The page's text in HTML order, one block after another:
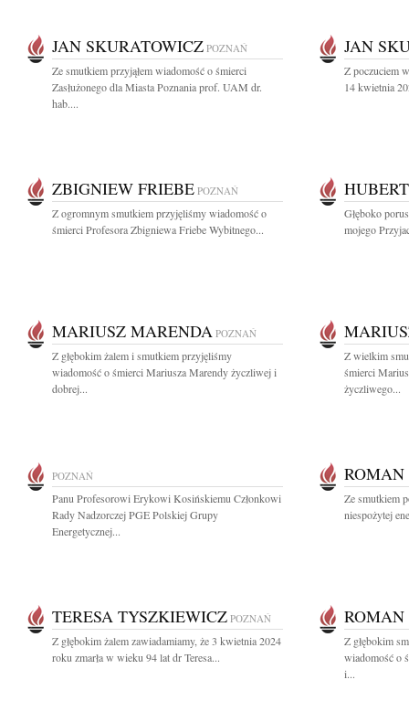
JAN SKURATOWICZ POZNAŃ
Ze smutkiem przyjąłem wiadomość o śmierci
Zasłużonego dla Miasta Poznania prof. UAM dr.
hab....
JAN
Z poczuciem
14 kwietnia
ZBIGNIEW FRIEBE POZNAŃ
Z ogromnym smutkiem przyjęliśmy wiadomość o
śmierci Profesora Zbigniewa Friebe Wybitnego...
Głęboko
mojego
MARIUSZ MARENDA POZNAŃ
Z głębokim żalem i smutkiem przyjęliśmy
wiadomość o śmierci Mariusza Marendy życzliwej i
dobrej...
Z wielkim
śmierci
życzliwego...
POZNAŃ
Panu Profesorowi Erykowi Kosińskiemu Członkowi
Rady Nadzorczej PGE Polskiej Grupy
Energetycznej...
Ze smutkiem
niespożytej
TERESA TYSZKIEWICZ POZNAŃ
Z głębokim żalem zawiadamiamy, że 3 kwietnia 2024
roku zmarła w wieku 94 lat dr Teresa...
Z głębokim
wiadomość o
i...